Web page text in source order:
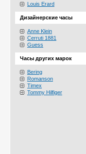
Louis Erard
Дизайнерские часы
Anne Klein
Cerruti 1881
Guess
Часы других марок
Bering
Romanson
Timex
Tommy Hilfiger